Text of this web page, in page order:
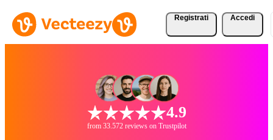
Registrati Accedi
4.9
from 33.572 reviews on Trustpilot